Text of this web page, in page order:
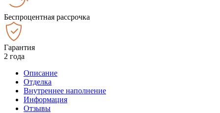
Беспроцентная рассрочка
Гарантия
2 года
Описание
Отделка
Внутреннее наполнение
Информация
Отзывы